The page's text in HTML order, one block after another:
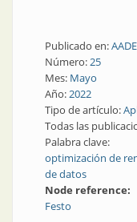
Publicado en:
Número:25
Mes: Mayo
Año:2022
Tipo de artículo:
Todas las
Palabra clave:
optimización de
de datos
Node reference:
Festo